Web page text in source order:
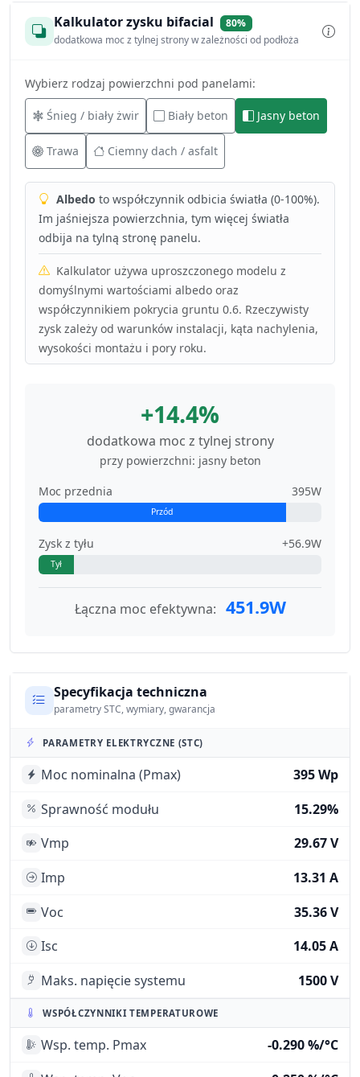
Kalkulator zysku bifacial
80%
dodatkowa moc z tylnej strony w zależności od podłoża
Wybierz rodzaj powierzchni pod panelami:
Śnieg / biały żwir Biały beton Jasny beton
Trawa Ciemny dach / asfalt
Albedo to współczynnik odbicia światła (0-100%).
Im jaśniejsza powierzchnia, tym więcej światła
odbija na tylną stronę panelu.
Kalkulator używa uproszczonego modelu z
domyślnymi wartościami albedo oraz
współczynnikiem pokrycia gruntu 0.6. Rzeczywisty
zysk zależy od warunków instalacji, kąta nachylenia,
wysokości montażu i pory roku.
+14.4%
dodatkowa moc z tylnej strony
przy powierzchni: jasny beton
Moc przednia
395W
Przód
Zysk z tyłu +56.9W
Tył
Łączna moc efektywna: 451.9W
Specyfikacja techniczna
parametry STC, wymiary, gwarancja
PARAMETRY ELEKTRYCZNE (STC)
Moc nominalna (Pmax)
395 Wp
Sprawność modułu
15.29%
Vmp
29.67 V
Imp
13.31 A
Voc
35.36 V
Isc
14.05 A
Maks. napięcie systemu
1500 V
WSPÓŁCZYNNIKI TEMPERATUROWE
Wsp. temp. Pmax
-0.290 %/°C